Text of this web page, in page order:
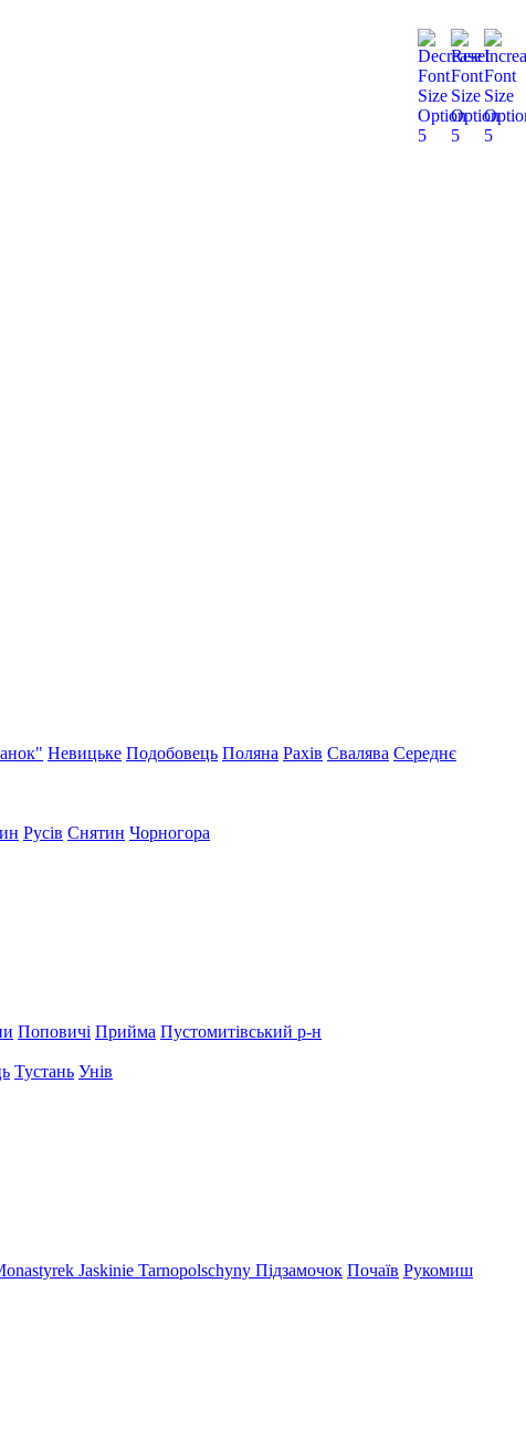
Невицьке Подобовець Поляна Рахів Свалява Середнє
Русів Снятин Чорногора
Поповичі Прийма Пустомитівський р-н
Тустань Унів
Jaskinie Tarnopolschyny Підзамочок Почаїв Рукомиш